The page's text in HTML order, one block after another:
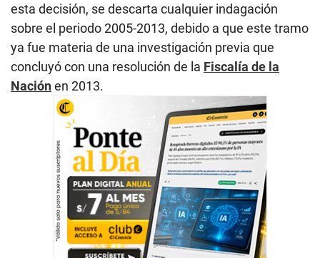
esta decisión, se descarta cualquier indagación
sobre el periodo 2005-2013, debido a que este tramo
ya fue materia de una investigación previa que
concluyó con una resolución de la Fiscalía de la
Naciónen 2013.